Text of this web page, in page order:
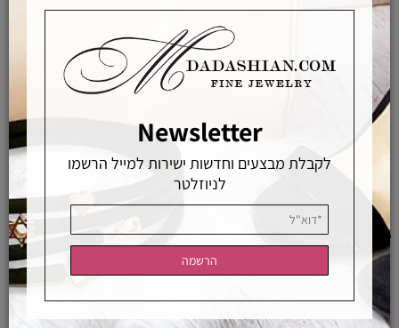
2,490
טבעת אמרלדים ירוקים, טבעת אינטרנטי
₪9,800
Newsletter
לקבלת מבצעים וחדשות ישירות למייל הרשמו
לניוזלטר